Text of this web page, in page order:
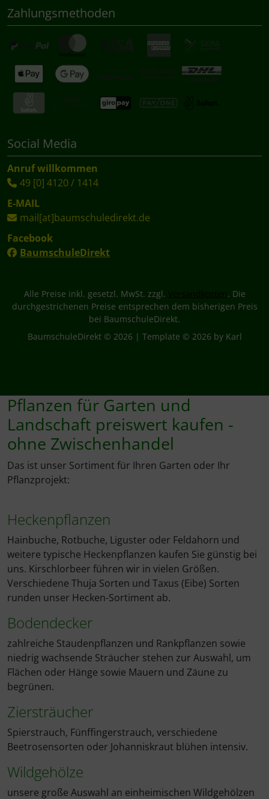
Zahlungsmethoden
Social Media
Anruf willkommen
49 [0] 4120 / 1414
E-MAIL
mail[at]baumschuledirekt.de
Facebook
BaumschuleDirekt
Alle Preise inkl. gesetzl. MwSt. zzgl. Versandkosten. Die
durchgestrichenen Preise entsprechen dem bisherigen Preis
bei BaumschuleDirekt.
BaumschuleDirekt © 2026 | Template © 2026 by Karl
Pflanzen für Garten und
Landschaft preiswert kaufen -
ohne Zwischenhandel
Das ist unser Sortiment für Ihren Garten oder Ihr
Pflanzprojekt:
Heckenpflanzen
Hainbuche, Rotbuche, Liguster oder Feldahorn und
weitere typische Heckenpflanzen kaufen Sie günstig bei
uns. Kirschlorbeer führen wir in vielen Größen.
Verschiedene Thuja Sorten und Taxus (Eibe) Sorten
runden unser Hecken-Sortiment ab.
Bodendecker
zahlreiche Staudenpflanzen und Rankpflanzen sowie
niedrig wachsende Sträucher stehen zur Auswahl, um
Flächen oder Hänge sowie Mauern und Zäune zu
begrünen.
Ziersträucher
Spierstrauch, Fünffingerstrauch, verschiedene
Beetrosensorten oder Johanniskraut blühen intensiv.
Wildgehölze
unsere große Auswahl an einheimischen Wildgehölzen